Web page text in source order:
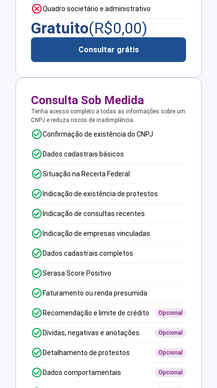
Quadro societário e administrativo
Gratuito(R$0,00)
Consultar grátis
Consulta Sob Medida
Tenha acesso completo a todas as informações sobre um
CNPJ e reduza riscos de inadimplência.
Confirmação de existência do CNPJ
Dados cadastrais básicos
Situação na Receita Federal
Indicação de existência de protestos
Indicação de consultas recentes
Indicação de empresas vinculadas
Dados cadastrais completos
Serasa Score Positivo
Faturamento ou renda presumida
Recomendação e limite de crédito Opcional
Dívidas, negativas e anotações Opcional
Detalhamento de protestos Opcional
Dados comportamentais Opcional